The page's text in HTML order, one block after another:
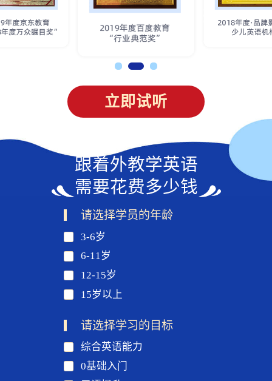
立即试听
跟着外教学英语
需要花费多少钱
请选择学员的年龄
3-6岁
6-11岁
12-15岁
15岁以上
请选择学习的目标
综合英语能力
0基础入门